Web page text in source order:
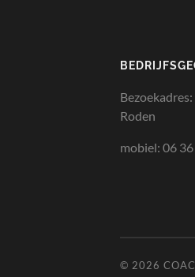
Roden
mobiel: 06
© 2026